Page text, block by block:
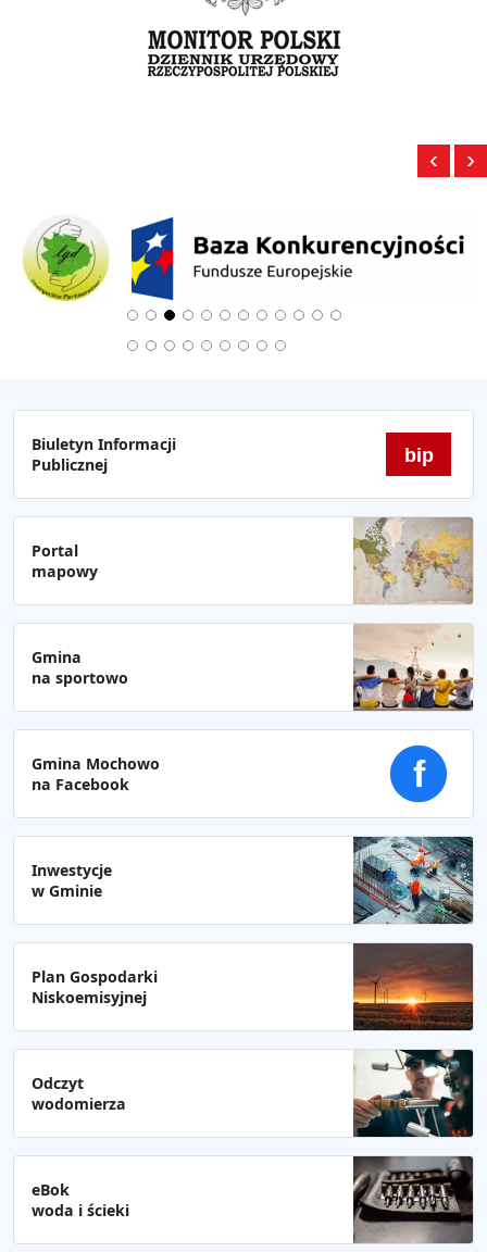
‹ ›
Biuletyn Informacji
Publicznej
bip
Portal
mapowy
Gmina
na sportowo
Gmina Mochowo
na Facebook
f
Inwestycje
w Gminie
Plan Gospodarki
Niskoemisyjnej
Odczyt
wodomierza
eBok
woda i ścieki